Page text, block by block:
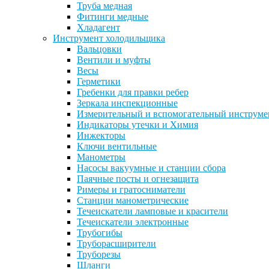
Труба медная
Фитинги медные
Хладагент
Инструмент холодильщика
Вальцовки
Вентили и муфты
Весы
Герметики
Гребенки для правки ребер
Зеркала инспекционные
Измерительный и вспомогательный
Индикаторы утечки и Химия
Инжекторы
Ключи вентильные
Манометры
Насосы вакуумные и станции сбора
Паячные посты и огнезащита
Римеры и гратосниматели
Станции манометрические
Течеискатели ламповые и красители
Течеискатели электронные
Трубогибы
Труборасширители
Труборезы
Шланги